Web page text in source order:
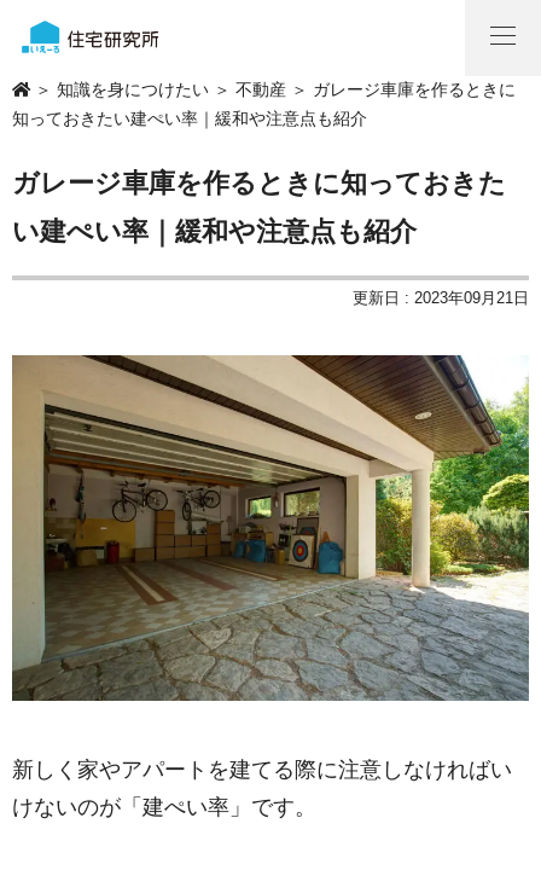
＞ 知識を身につけたい ＞ 不動産 ＞ ガレージ車庫を作るときに
知っておきたい建ぺい率｜緩和や注意点も紹介
ガレージ車庫を作るときに知っておきた
い建ぺい率｜緩和や注意点も紹介
更新日 : 2023年09月21日
新しく家やアパートを建てる際に注意しなければい
けないのが「建ぺい率」です。